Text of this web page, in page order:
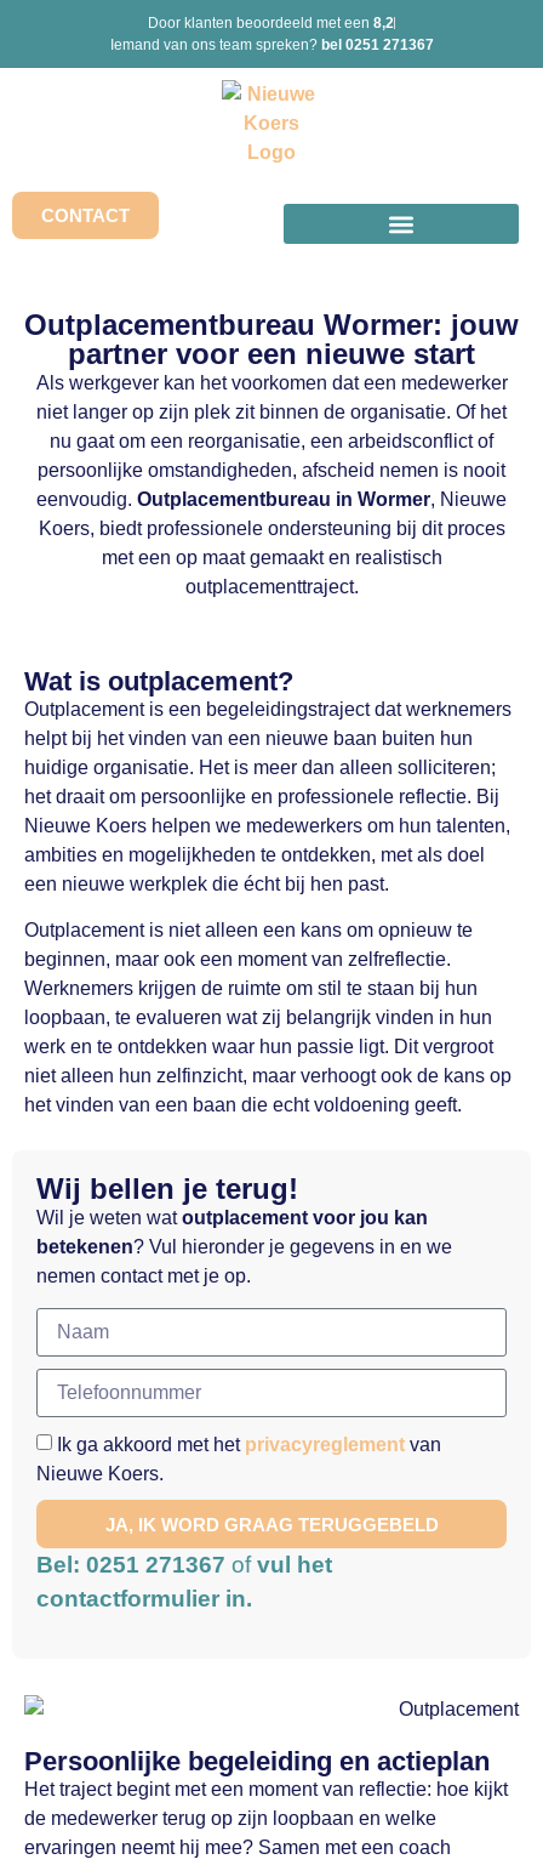
Door klanten beoordeeld met een 8,2
Iemand van ons team spreken? bel 0251 271367
CONTACT
Outplacementbureau Wormer: jouw
partner voor een nieuwe start
Als werkgever kan het voorkomen dat een medewerker
niet langer op zijn plek zit binnen de organisatie. Of het
nu gaat om een reorganisatie, een arbeidsconflict of
persoonlijke omstandigheden, afscheid nemen is nooit
eenvoudig. Outplacementbureau in Wormer, Nieuwe
Koers, biedt professionele ondersteuning bij dit proces
met een op maat gemaakt en realistisch
outplacementtraject.
Wat is outplacement?
Outplacement is een begeleidingstraject dat werknemers
helpt bij het vinden van een nieuwe baan buiten hun
huidige organisatie. Het is meer dan alleen solliciteren;
het draait om persoonlijke en professionele reflectie. Bij
Nieuwe Koers helpen we medewerkers om hun talenten,
ambities en mogelijkheden te ontdekken, met als doel
een nieuwe werkplek die écht bij hen past.
Outplacement is niet alleen een kans om opnieuw te
beginnen, maar ook een moment van zelfreflectie.
Werknemers krijgen de ruimte om stil te staan bij hun
loopbaan, te evalueren wat zij belangrijk vinden in hun
werk en te ontdekken waar hun passie ligt. Dit vergroot
niet alleen hun zelfinzicht, maar verhoogt ook de kans op
het vinden van een baan die echt voldoening geeft.
Wij bellen je terug!
Wil je weten watoutplacement voor jou kan
betekenen? Vul hieronder je gegevens in en we
nemen contact met je op.
Ik ga akkoord met het privacyreglement van
Nieuwe Koers.
JA, IK WORD GRAAG TERUGGEBELD
Bel: 0251 271367 ofvul het
contactformulier in.
Persoonlijke begeleiding en actieplan
Het traject begint met een moment van reflectie: hoe kijkt
de medewerker terug op zijn loopbaan en welke
ervaringen neemt hij mee? Samen met een coach